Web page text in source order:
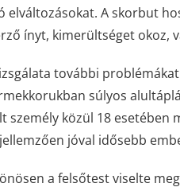
A skorbut
ínyt, kimerültséget okoz,
további
súlyos
személy közül 18
jóval idősebb
a felsőtest viselte